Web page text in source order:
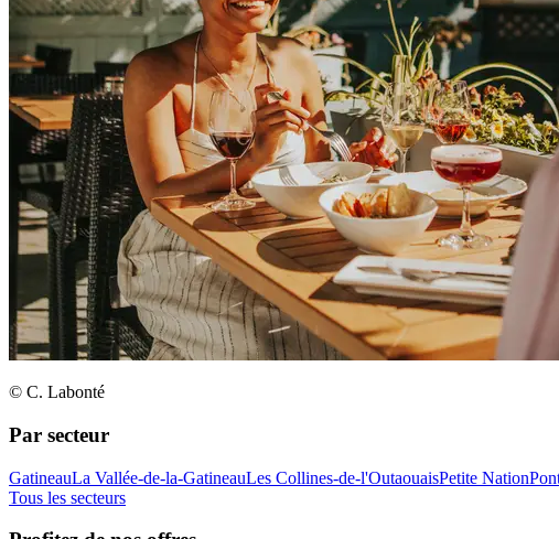
© C. Labonté
Par secteur
GatineauLa Vallée-de-la-GatineauLes Collines-de-l'OutaouaisPetite Nation
Tous les secteurs